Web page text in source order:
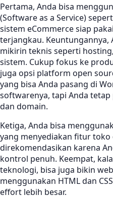
Pertama, Anda bisa
(Software as a Service)
sistem eCommerce siap
terjangkau. Keuntungannya,
mikirin teknis seperti
sistem. Cukup fokus ke
juga opsi platform open
yang bisa Anda pasang di
softwarenya, tapi Anda
dan domain.
Ketiga, Anda bisa
yang menyediakan fitur
direkomendasikan karena
kontrol penuh. Keempat,
teknologi, bisa juga bikin
menggunakan HTML dan
effort lebih besar.